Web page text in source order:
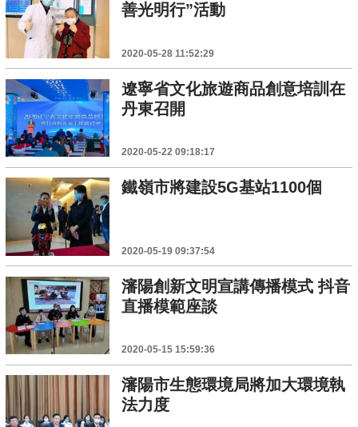
善光明行”活動
2020-05-28 11:52:29
遼寧省文化旅遊商品創意培訓在
丹東召開
2020-05-22 09:18:17
鐵嶺市將建設5G基站1100個
2020-05-19 09:37:54
瀋陽創新文明宣講傳播模式 抖音
直播模範座談
2020-05-15 15:59:36
瀋陽市生態環境局將加大環境執
法力度